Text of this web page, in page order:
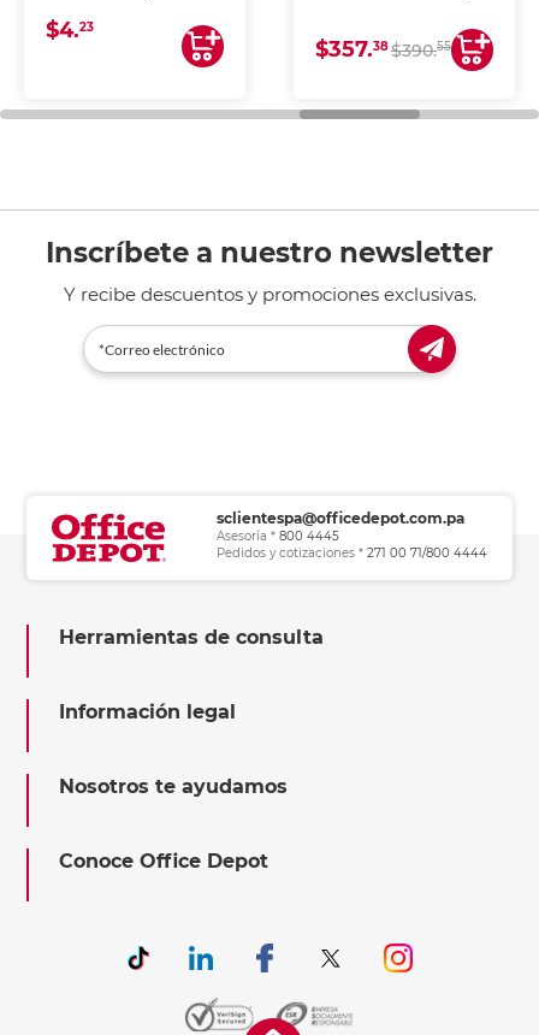
uniforme, ideal para
impresoras de inyección
de tinta y láser,
general de oficina.
$4.23
COPIA Y ESCANEA)
$357.38$390.55
Inscríbete a nuestro newsletter
Y recibe descuentos y promociones exclusivas.
sclientespa@officedepot.com.pa
Asesoría * 800 4445
Pedidos y cotizaciones * 271 00 71/800 4444
Herramientas de consulta
Información legal
Nosotros te ayudamos
Conoce Office Depot